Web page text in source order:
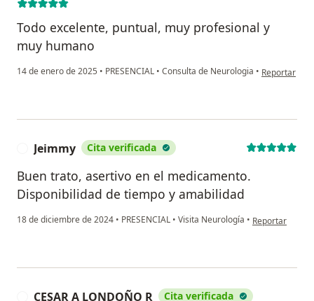
Todo excelente, puntual, muy profesional y
muy humano
14 de enero de 2025 • PRESENCIAL • Consulta de Neurologia • en opinión
Reportar
Jeimmy Cita verificada
Buen trato, asertivo en el medicamento.
Disponibilidad de tiempo y amabilidad
18 de diciembre de 2024 • PRESENCIAL • Visita Neurología • en opinión del
Reportar
CESAR A LONDOÑO R Cita verificada